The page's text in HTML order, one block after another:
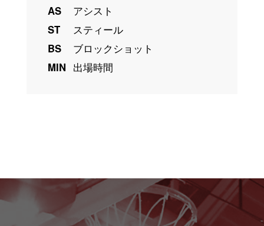
AS
アシスト
ST
スティール
BS
ブロックショット
MIN 出場時間